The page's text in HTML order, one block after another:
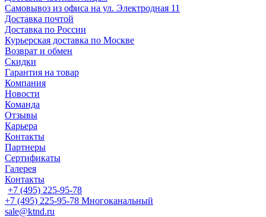
Самовывоз из офиса на ул. Электродная 11
Доставка почтой
Доставка по России
Курьерская доставка по Москве
Возврат и обмен
Скидки
Гарантия на товар
Компания
Новости
Команда
Отзывы
Карьера
Контакты
Партнеры
Сертификаты
Галерея
Контакты
+7 (495) 225-95-78
+7 (495) 225-95-78 Многоканальный
sale@ktnd.ru